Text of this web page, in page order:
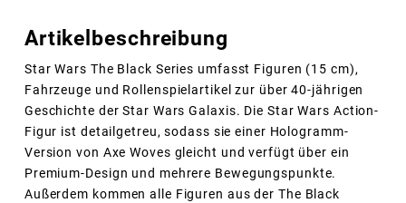
Artikelbeschreibung
Star Wars The Black Series umfasst Figuren (15 cm),
Fahrzeuge und Rollenspielartikel zur über 40-jährigen
Geschichte der Star Wars Galaxis. Die Star Wars Action-
Figur ist detailgetreu, sodass sie einer Hologramm-
Version von Axe Woves gleicht und verfügt über ein
Premium-Design und mehrere Bewegungspunkte.
Außerdem kommen alle Figuren aus der The Black